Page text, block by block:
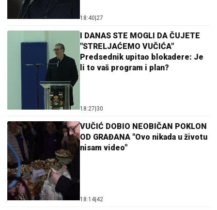
18:40 27
I DANAS STE MOGLI DA ČUJETE
"STRELJAĆEMO VUČIĆA"
Predsednik upitao blokadere: Je
li to vaš program i plan?
18:27 30
VUČIĆ DOBIO NEOBIČAN POKLON
OD GRAĐANA "Ovo nikada u životu
nisam video"
18:14 42